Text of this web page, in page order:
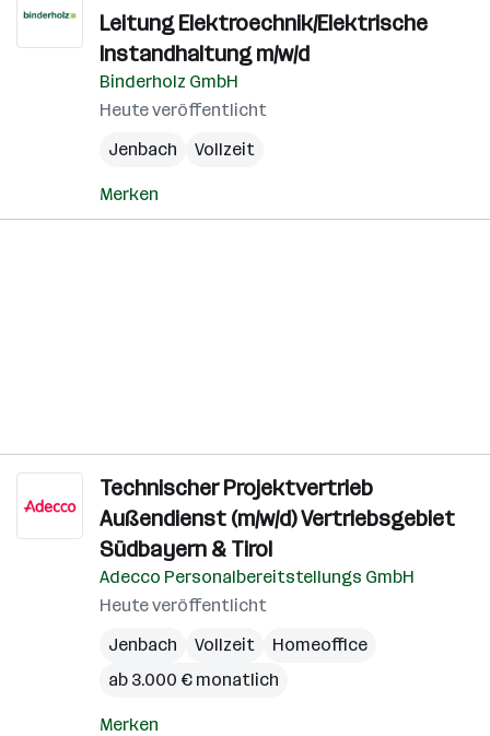
Leitung Elektroechnik/Elektrische
Instandhaltung m/w/d
Binderholz GmbH
Heute veröffentlicht
Jenbach
Vollzeit
Merken
Technischer Projektvertrieb
Außendienst (m/w/d) Vertriebsgebiet
Südbayern & Tirol
Adecco Personalbereitstellungs GmbH
Heute veröffentlicht
Jenbach
Vollzeit
Homeoffice
ab 3.000 € monatlich
Merken